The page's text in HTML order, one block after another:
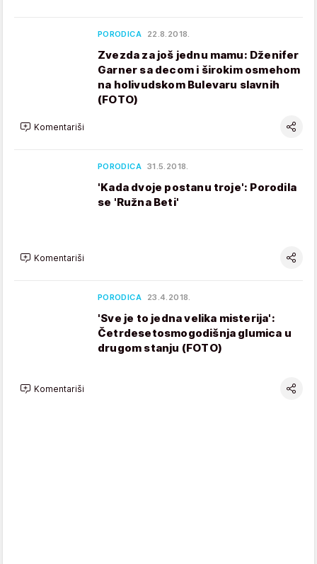
PORODICA 22.8.2018.
Zvezda za još jednu mamu: Dženifer
Garner sa decom i širokim osmehom
na holivudskom Bulevaru slavnih
(FOTO)
Komentariši
PORODICA 31.5.2018.
'Kada dvoje postanu troje': Porodila
se 'Ružna Beti'
Komentariši
PORODICA 23.4.2018.
'Sve je to jedna velika misterija':
Četrdesetosmogodišnja glumica u
drugom stanju (FOTO)
Komentariši